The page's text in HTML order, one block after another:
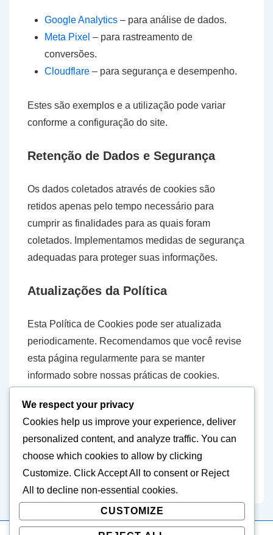
Google Analytics – para análise de dados.
Meta Pixel – para rastreamento de
conversões.
Cloudflare – para segurança e desempenho.
Estes são exemplos e a utilização pode variar
conforme a configuração do site.
Retenção de Dados e Segurança
Os dados coletados através de cookies são
retidos apenas pelo tempo necessário para
cumprir as finalidades para as quais foram
coletados. Implementamos medidas de segurança
adequadas para proteger suas informações.
Atualizações da Política
Esta Política de Cookies pode ser atualizada
periodicamente. Recomendamos que você revise
esta página regularmente para se manter
informado sobre nossas práticas de cookies.
Informações de Contato
Se você tiver dúvidas sobre esta Política de
Cookies, entre em contato conosco através do e-
mail:cookiepolicy@tomo.pt.
We respect your privacy
Cookies help us improve your experience, deliver
personalized content, and analyze traffic. You can
choose which cookies to allow by clicking
Customize. ClickAccept All to consent or Reject
All
to decline non-essential cookies.
CUSTOMIZE